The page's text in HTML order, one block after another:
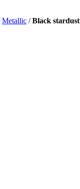
Metallic /Black stardust